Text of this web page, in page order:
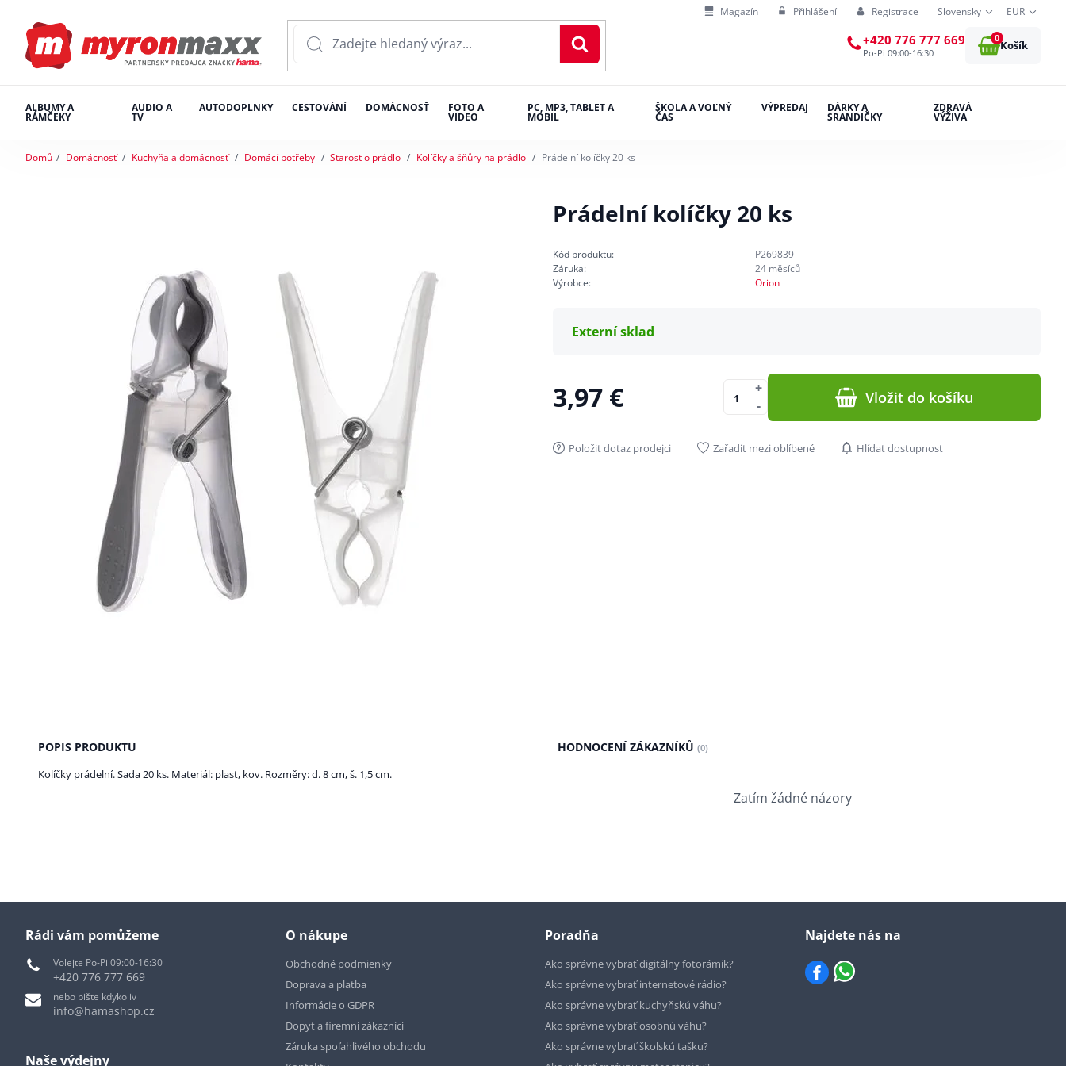
Magazín Přihlášení Registrace Slovensky EUR
+420 776 777 669
Po-Pi 09:00-16:30
0
Košík
ALBUMY A
RÁMČEKY
AUDIO A
TV
AUTODOPLNKY CESTOVÁNÍ DOMÁCNOSŤ FOTO A
VIDEO
PC, MP3, TABLET A
MOBIL
ŠKOLA A VOĽNÝ
ČAS
VÝPREDAJ DÁRKY A
SRANDIČKY
ZDRAVÁ
VÝŽIVA
Domů Domácnosť Kuchyňa a domácnosť Domácí potřeby Starost o prádlo Kolíčky a šňůry na prádlo Prádelní kolíčky 20 ks
Prádelní kolíčky 20 ks
Kód produktu:
P269839
Záruka:
24 měsíců
Výrobce:
Orion
Externí sklad
3,97 € -
+ Vložit do košíku
Položit dotaz prodejci Zařadit mezi oblíbené Hlídat dostupnost
POPIS PRODUKTU
Kolíčky prádelní. Sada 20 ks. Materiál: plast, kov. Rozměry: d. 8 cm, š. 1,5 cm.
HODNOCENÍ ZÁKAZNÍKŮ (0)
Zatím žádné názory
Rádi vám pomůžeme
Volejte Po-Pi 09:00-16:30
+420 776 777 669
nebo pište kdykoliv
info@hamashop.cz
Naše výdejny
O nákupe
Obchodné podmienky
Doprava a platba
Informácie o GDPR
Dopyt a firemní zákazníci
Záruka spoľahlivého obchodu
Poradňa
Ako správne vybrať digitálny fotorámik?
Ako správne vybrať internetové rádio?
Ako správne vybrať kuchyňskú váhu?
Ako správne vybrať osobnú váhu?
Ako správne vybrať školskú tašku?
Najdete nás na